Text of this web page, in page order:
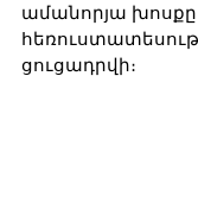
ամանորյա
ցուցադրվի։